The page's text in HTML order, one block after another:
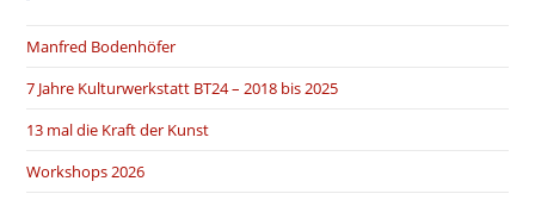
Manfred Bodenhöfer
7 Jahre Kulturwerkstatt BT24 – 2018 bis 2025
13 mal die Kraft der Kunst
Workshops 2026